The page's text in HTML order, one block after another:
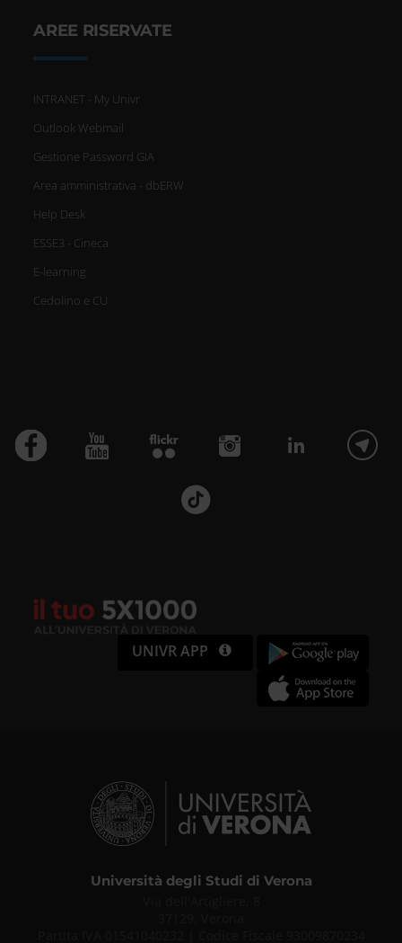
AREE RISERVATE
INTRANET - My Univr
Outlook Webmail
Gestione Password GIA
Area amministrativa - dbERW
Help Desk
ESSE3 - Cineca
E-learning
Cedolino e CU
UNIVR APP
Università degli Studi di Verona